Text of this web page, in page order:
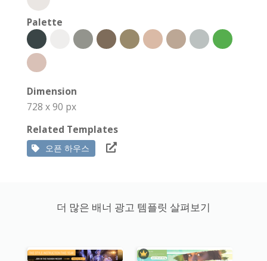
Palette
Dimension
728 x 90 px
Related Templates
오픈 하우스
더 많은 배너 광고 템플릿 살펴보기